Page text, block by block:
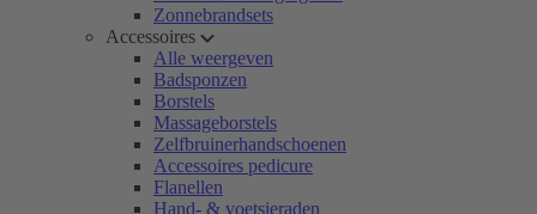
Zonnebrandsets
Accessoires
Alle weergeven
Badsponzen
Borstels
Massageborstels
Zelfbruinerhandschoenen
Accessoires pedicure
Flanellen
Hand- & voetsieraden